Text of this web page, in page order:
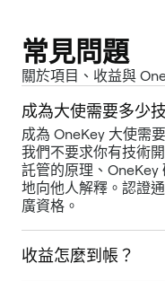
常見問題
關於項目、收益與
成為大使需要多少
成為 OneKey 大使需
我們不要求你有技術
託管的原理、OneKey
地向他人解釋。認證
廣資格。
收益怎麼到帳？